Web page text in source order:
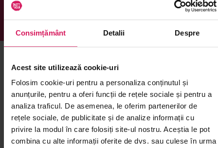
Consimțământ Detalii Despre
Acest site utilizează cookie-uri
Folosim cookie-uri pentru a personaliza conținutul și
anunțurile, pentru a oferi funcții de rețele sociale și pentru a
analiza traficul. De asemenea, le oferim partenerilor de
rețele sociale, de publicitate și de analize informații cu
privire la modul în care folosiți site-ul nostru. Aceștia le pot
combina cu alte informații oferite de dvs. sau culese în urma
Îți mai recomandăm și alte produse din
Snack-uri și chipsuri